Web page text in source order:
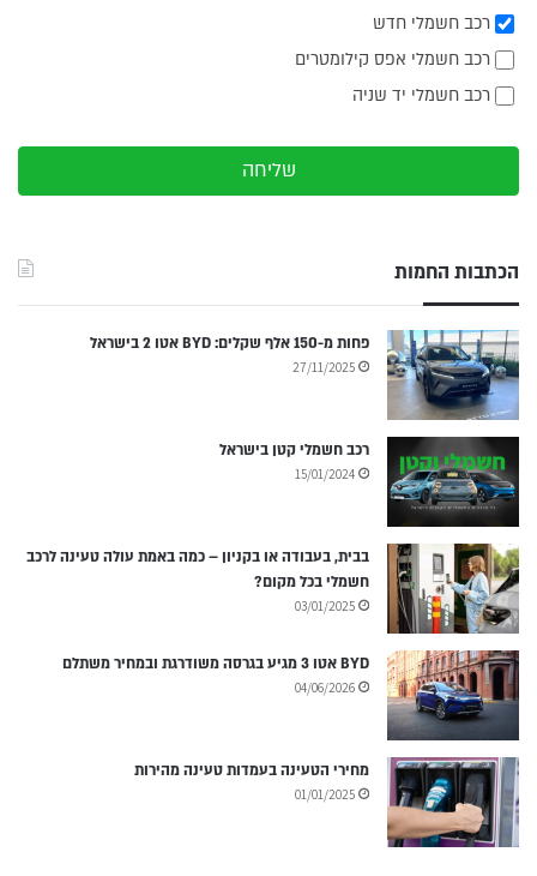
רכב חשמלי חדש
רכב חשמלי אפס קילומטרים
רכב חשמלי יד שניה
שליחה
הכתבות החמות
פחות מ-150 אלף שקלים: BYD אטו 2 בישראל
27/11/2025
רכב חשמלי קטן בישראל
15/01/2024
בבית, בעבודה או בקניון – כמה באמת עולה טעינה לרכב
חשמלי בכל מקום?
03/01/2025
BYD אטו 3 מגיע בגרסה משודרגת ובמחיר משתלם
04/06/2026
מחירי הטעינה בעמדות טעינה מהירות
01/01/2025